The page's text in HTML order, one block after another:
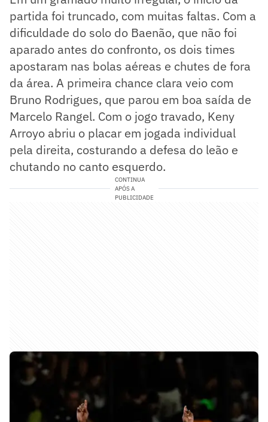
partida foi truncado, com muitas faltas. Com a
dificuldade do solo do Baenão, que não foi
aparado antes do confronto, os dois times
apostaram nas bolas aéreas e chutes de fora
da área. A primeira chance clara veio com
Bruno Rodrigues, que parou em boa saída de
Marcelo Rangel. Com o jogo travado, Keny
Arroyo abriu o placar em jogada individual
pela direita, costurando a defesa do leão e
chutando no canto esquerdo.
CONTINUA
APÓS A
PUBLICIDADE